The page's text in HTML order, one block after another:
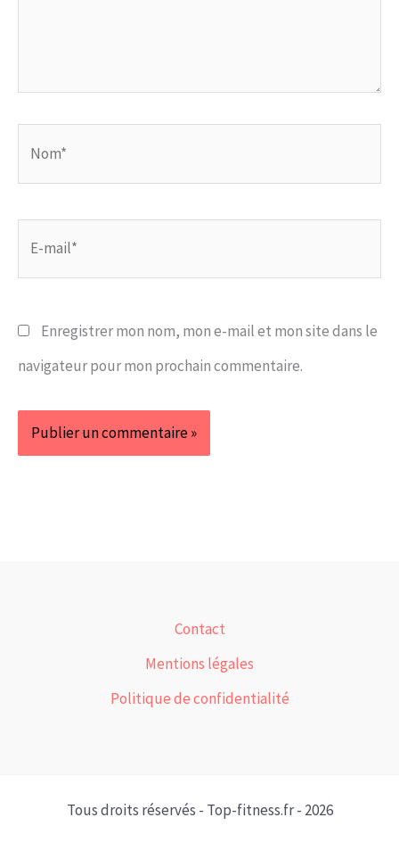
Enregistrer mon nom, mon e-mail et mon site dans le
navigateur pour mon prochain commentaire.
Contact
Mentions légales
Politique de confidentialité
Tous droits réservés - Top-fitness.fr - 2026